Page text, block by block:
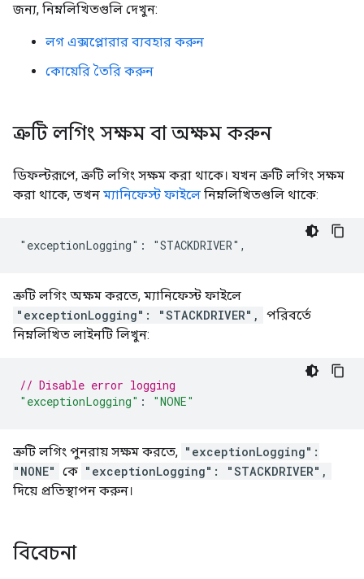
জন্য, নিম্নলিখিতগুলি দেখুন:
লগ এক্সপ্লোরার ব্যবহার করুন
কোয়েরি তৈরি করুন
ত্রুটি লগিং সক্ষম বা অক্ষম করুন
ডিফল্টরূপে, ত্রুটি লগিং সক্ষম করা থাকে। যখন ত্রুটি লগিং সক্ষম
করা থাকে, তখন ম্যানিফেস্ট ফাইলে নিম্নলিখিতগুলি থাকে:
ত্রুটি লগিং অক্ষম করতে, ম্যানিফেস্ট ফাইলে
"exceptionLogging": "STACKDRIVER",
পরিবর্তে
নিম্নলিখিত লাইনটি লিখুন:
// Disable error logging
"exceptionLogging" : "NONE"
ত্রুটি লগিং পুনরায় সক্ষম করতে, "exceptionLogging":
"NONE" কে "exceptionLogging": "STACKDRIVER",
দিয়ে প্রতিস্থাপন করুন।
বিবেচনা